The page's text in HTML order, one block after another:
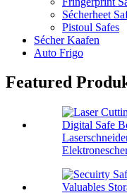
Sécherheet
Pistoul Safes
Sécher Kaafen
Auto Frigo
Featured